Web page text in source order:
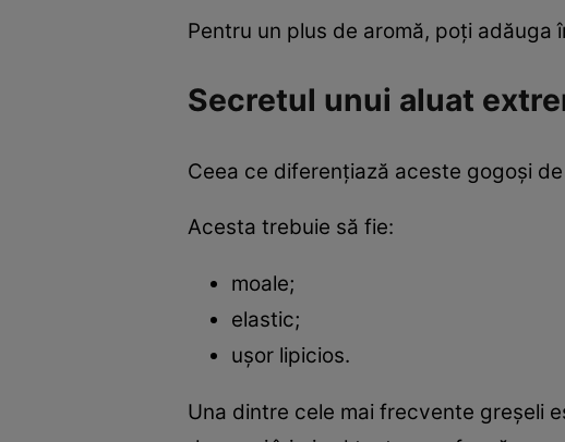
Pentru un plus de aromă, poți
Secretul unui aluat
Ceea ce diferențiază aceste gogoși
Acesta trebuie să fie:
moale;
elastic;
ușor lipicios.
Una dintre cele mai frecvente greșeli